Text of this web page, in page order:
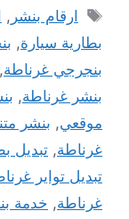
الوسوم
ارقام بنشر ,
بطارية سيارة,
بنجرجي غرناطة,
بنشر غرناطة,
موقعي, بنشر
غرناطة, تبديل
تبديل تواير
غرناطة, خدمة